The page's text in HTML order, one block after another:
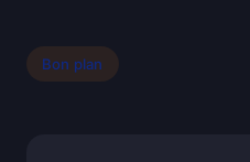
Bon plan